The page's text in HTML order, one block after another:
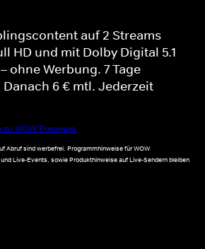
auf 2 Streams
HD und mit Dolby Digital 5.1
ohne Werbung. 7 Tage
6 € mtl. Jederzeit
WOW Premium
Abruf sind werbefrei. Programmhinweise für WOW
Live-Events, sowie Produkthinweise auf Live-Sendern bleiben